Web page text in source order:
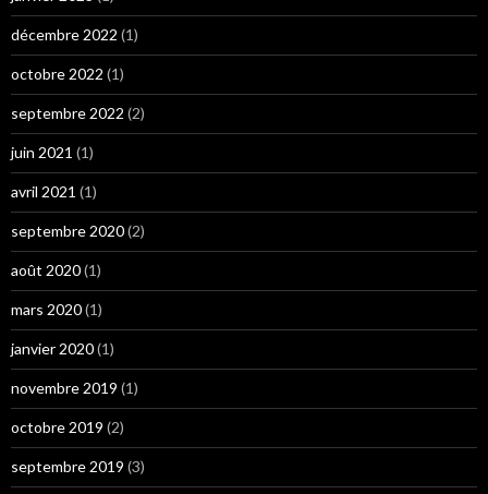
décembre 2022 (1)
octobre 2022 (1)
septembre 2022 (2)
juin 2021 (1)
avril 2021 (1)
septembre 2020(2)
août 2020(1)
mars 2020(1)
janvier 2020(1)
novembre 2019 (1)
octobre 2019 (2)
septembre 2019 (3)